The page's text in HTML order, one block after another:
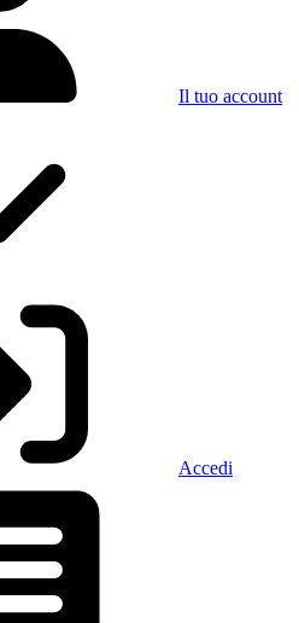
Il tuo account
Accedi